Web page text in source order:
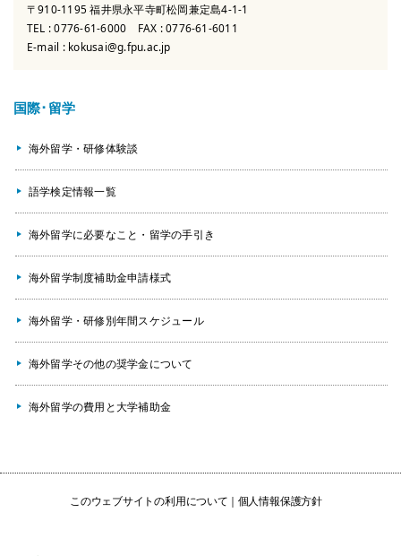
〒910-1195 福井県永平寺町松岡兼定島4-1-1
TEL :0776-61-6000 FAX : 0776-61-6011
E-mail : kokusai@g.fpu.ac.jp
国際･留学
海外留学・研修体験談
語学検定情報一覧
海外留学に必要なこと・留学の手引き
海外留学制度補助金申請様式
海外留学・研修別年間スケジュール
海外留学その他の奨学金について
海外留学の費用と大学補助金
このウェブサイトの利用について 個人情報保護方針